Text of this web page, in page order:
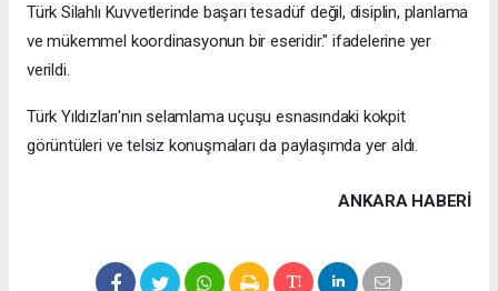
Türk Silahlı Kuvvetlerinde başarı tesadüf değil, disiplin, planlama
ve mükemmel koordinasyonun bir eseridir." ifadelerine yer
verildi.
Türk Yıldızları'nın selamlama uçuşu esnasındaki kokpit
görüntüleri ve telsiz konuşmaları da paylaşımda yer aldı.
ANKARA HABERİ